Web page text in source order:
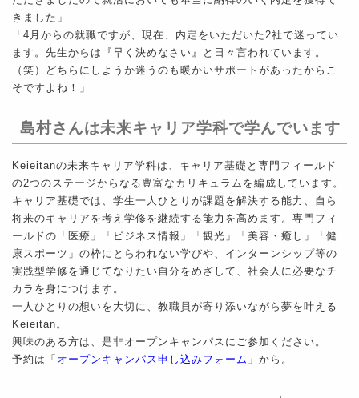
きました」
「4月からの就職ですが、現在、内定をいただいた2社で迷ってい
ます。先生からは『早く決めなさい』と日々言われています。
（笑）どちらにしようか迷うのも暖かいサポートがあったからこ
そですよね！」
島村さんは未来キャリア学科で学んでいます
Keieitanの未来キャリア学科は、キャリア基礎と専門フィールド
の2つのステージからなる豊富なカリキュラムを編成しています。
キャリア基礎では、学生一人ひとりが課題を解決する能力、自ら
将来のキャリアを考え学修を継続する能力を高めます。専門フィ
ールドの「医療」「ビジネス情報」「観光」「美容・癒し」「健
康スポーツ」の枠にとらわれない学びや、インターンシップ等の
実践型学修を通じてなりたい自分をめざして、社会人に必要なチ
カラを身につけます。
一人ひとりの想いを大切に、教職員が寄り添いながら夢を叶える
Keieitan。
興味のある方は、是非オープンキャンパスにご参加ください。
予約は「 オープンキャンパス申し込みフォーム 」から。